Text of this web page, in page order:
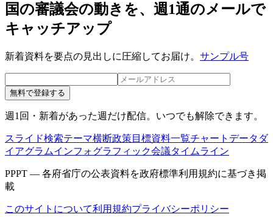
国の審議会の動きを、週1通のメールで
キャッチアップ
新着資料を要点の見出しに圧縮してお届け。 サンプル号
無料で登録する
週1回・新着があった週だけ配信。いつでも解除できます。
スライド検索テーマ横断政策目標資料一覧チャートデータ ダ
イアグラムインフォグラフィック会議タイムライン
PPPT — 各府省庁の公表資料を政府標準利用規約に基づき掲
載
このサイトについて利用規約プライバシーポリシー